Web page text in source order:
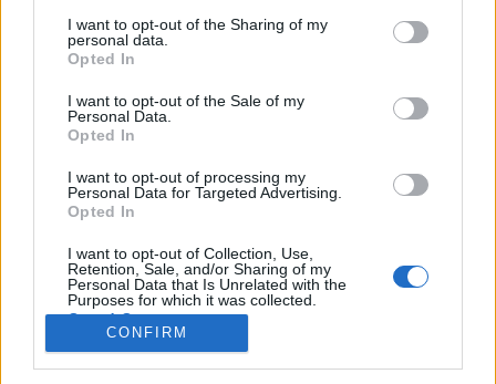
I want to opt-out of the Sharing of my
personal data.
Opted In
I want to opt-out of the Sale of my
Personal Data.
Opted In
I want to opt-out of processing my
Personal Data for Targeted Advertising.
Opted In
I want to opt-out of Collection, Use,
Retention, Sale, and/or Sharing of my
Personal Data that Is Unrelated with the
Purposes for which it was collected.
Opted Out
CONFIRM
La XYZ Doohickey Company è stata fondata
nel 1971, e ha fornito doohickeys di qualità al
pubblico fin d’allora. Si trova a Gotham City,
XYZ impiega oltre 2,000 persone e produce
ogni genere di cose impressionanti per la
comunità di Gotham.
Da nuovo utente WordPress puoi andare sulla tua bacheca
cancellare questa pagina e creare nuove pagine per i tuoi